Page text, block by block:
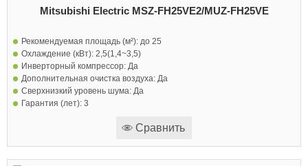
Mitsubishi Electric MSZ-FH25VE2/MUZ-FH25VE
Рекомендуемая площадь (м²): до 25
Охлаждение (кВт): 2,5(1,4~3,5)
Инверторный компрессор: Да
Дополнительная очистка воздуха: Да
Сверхнизкий уровень шума: Да
Гарантия (лет): 3
Сравнить